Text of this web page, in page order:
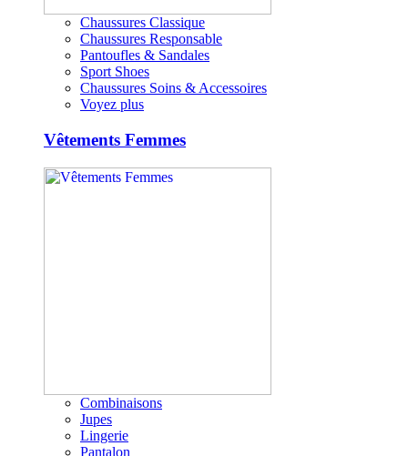
Chaussures Classique
Chaussures Responsable
Pantoufles & Sandales
Sport Shoes
Chaussures Soins & Accessoires
Voyez plus
Vêtements Femmes
Combinaisons
Jupes
Lingerie
Pantalon